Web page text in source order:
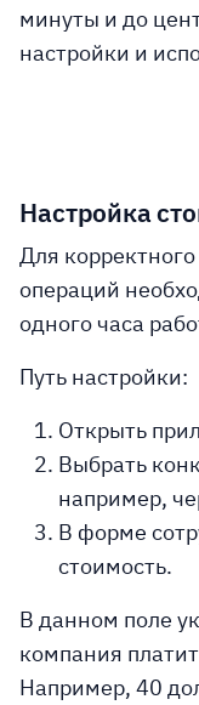
минуты и до
настройки и
Настройка
Для
операций
одного часа
Путь настройки:
Открыть
Выбрать
например,
В форме
стоимость.
В данном поле
компания
Например, 40